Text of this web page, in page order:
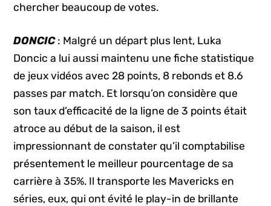
chercher beaucoup de votes.
DONCIC: Malgré un départ plus lent, Luka
Doncic a lui aussi maintenu une fiche statistique
de jeux vidéos avec 28 points, 8 rebonds et 8.6
passes par match. Et lorsqu’on considère que
son taux d’efficacité de la ligne de 3 points était
atroce au début de la saison, il est
impressionnant de constater qu’il comptabilise
présentement le meilleur pourcentage de sa
carrière à 35%. Il transporte les Mavericks en
séries, eux, qui ont évité le play-in de brillante